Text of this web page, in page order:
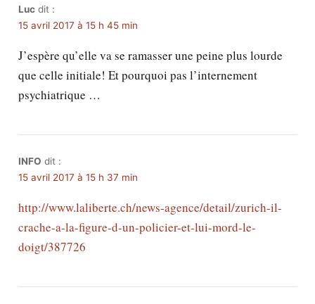
Luc dit :
15 avril 2017 à 15 h 45 min
J’espère qu’elle va se ramasser une peine plus lourde
que celle initiale! Et pourquoi pas l’internement
psychiatrique …
INFO dit :
15 avril 2017 à 15 h 37 min
http://www.laliberte.ch/news-agence/detail/zurich-il-
crache-a-la-figure-d-un-policier-et-lui-mord-le-
doigt/387726